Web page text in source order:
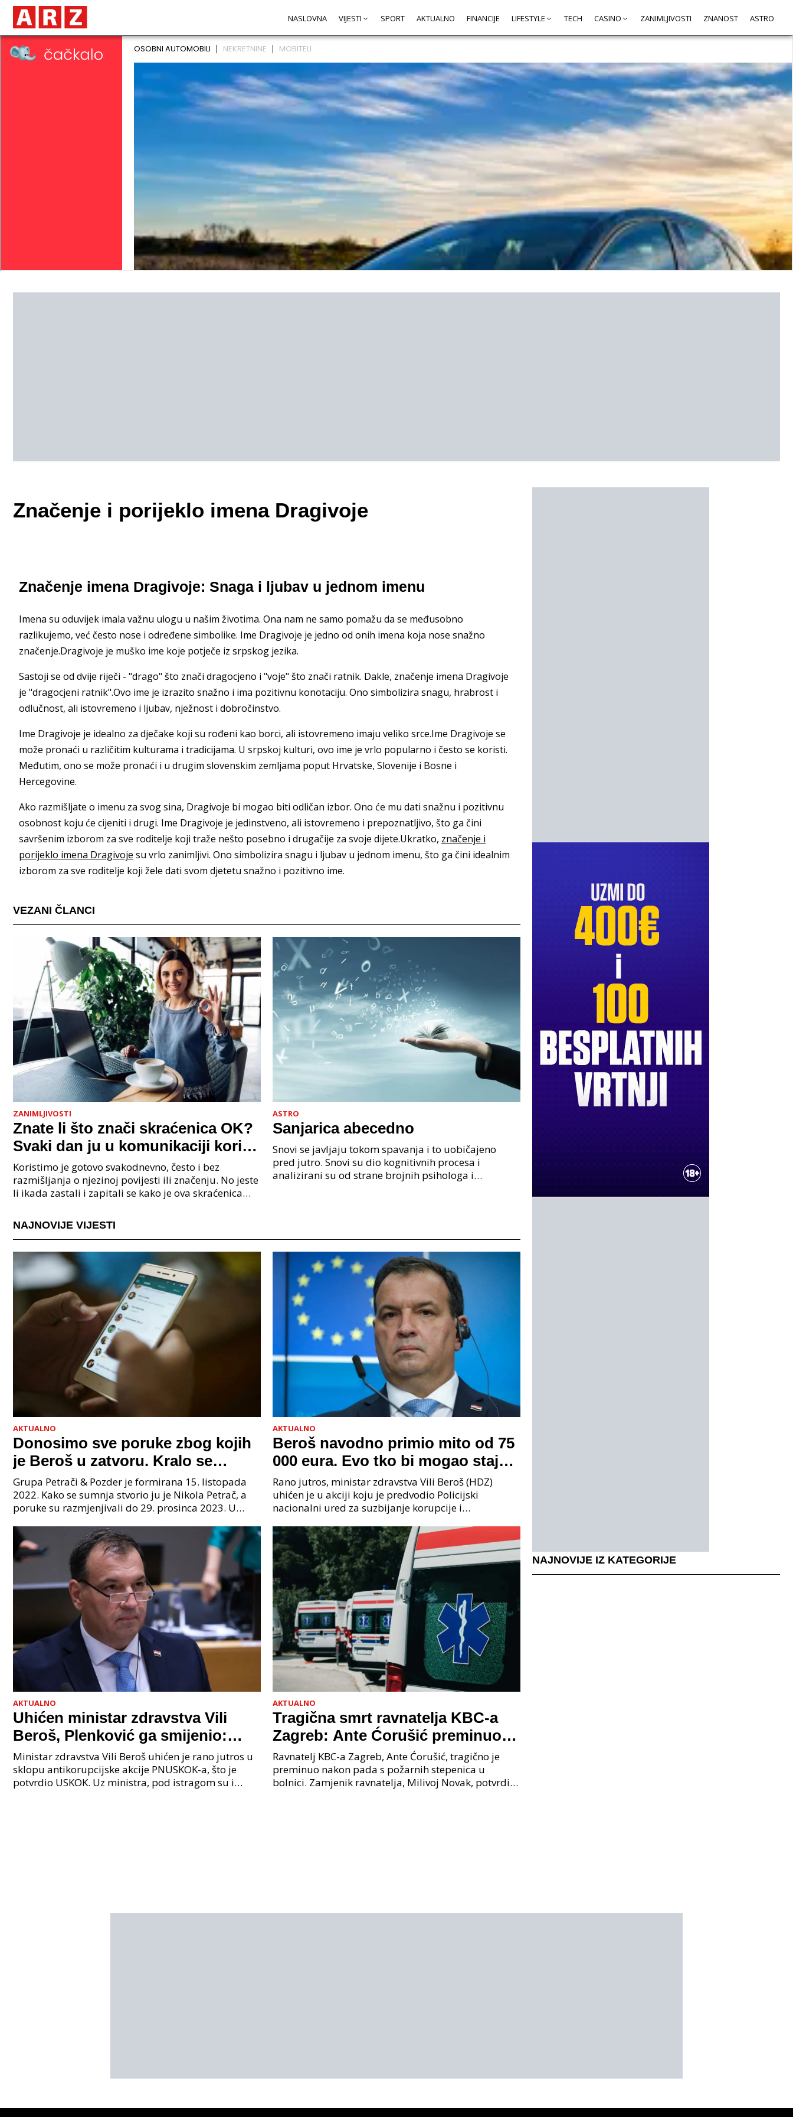
NASLOVNA VIJESTI SPORT AKTUALNO FINANCIJE LIFESTYLE TECH CASINO ZANIMLJIVOSTI ZNANOST ASTRO
Značenje i porijeklo imena Dragivoje
Značenje imena Dragivoje: Snaga i ljubav u jednom imenu
Imena su oduvijek imala važnu ulogu u našim životima. Ona nam ne samo pomažu da se međusobno
razlikujemo, već često nose i određene simbolike. Ime Dragivoje je jedno od onih imena koja nose snažno
značenje.Dragivoje je muško ime koje potječe iz srpskog jezika.
Sastoji se od dvije riječi - "drago" što znači dragocjeno i "voje" što znači ratnik. Dakle, značenje imena Dragivoje
je "dragocjeni ratnik".Ovo ime je izrazito snažno i ima pozitivnu konotaciju. Ono simbolizira snagu, hrabrost i
odlučnost, ali istovremeno i ljubav, nježnost i dobročinstvo.
Ime Dragivoje je idealno za dječake koji su rođeni kao borci, ali istovremeno imaju veliko srce.Ime Dragivoje se
može pronaći u različitim kulturama i tradicijama. U srpskoj kulturi, ovo ime je vrlo popularno i često se koristi.
Međutim, ono se može pronaći i u drugim slovenskim zemljama poput Hrvatske, Slovenije i Bosne i
Hercegovine.
Ako razmišljate o imenu za svog sina, Dragivoje bi mogao biti odličan izbor. Ono će mu dati snažnu i pozitivnu
osobnost koju će cijeniti i drugi. Ime Dragivoje je jedinstveno, ali istovremeno i prepoznatljivo, što ga čini
savršenim izborom za sve roditelje koji traže nešto posebno i drugačije za svoje dijete.Ukratko, značenje i
porijeklo imena Dragivoje su vrlo zanimljivi. Ono simbolizira snagu i ljubav u jednom imenu, što ga čini idealnim
izborom za sve roditelje koji žele dati svom djetetu snažno i pozitivno ime.
VEZANI ČLANCI
ZANIMLJIVOSTI
Znate li što znači skraćenica OK?
Svaki dan ju u komunikaciji koristi
cijeli svijet.
Koristimo je gotovo svakodnevno, često i bez
razmišljanja o njezinoj povijesti ili značenju. No jeste
li ikada zastali i zapitali se kako je ova skraćenica
ASTRO
Sanjarica abecedno
Snovi se javljaju tokom spavanja i to uobičajeno
pred jutro. Snovi su dio kognitivnih procesa i
analizirani su od strane brojnih psihologa i
NAJNOVIJE VIJESTI
AKTUALNO
Donosimo sve poruke zbog kojih
je Beroš u zatvoru. Kralo se
godinama. Tko će iz vlade biti
sljedeći uhićen?
Grupa Petrači & Pozder je formirana 15. listopada
2022. Kako se sumnja stvorio ju je Nikola Petrač, a
poruke su razmjenjivali do 29. prosinca 2023. U
AKTUALNO
Beroš navodno primio mito od 75
000 eura. Evo tko bi mogao stajati
na čelu zločinačkog udruženja
Rano jutros, ministar zdravstva Vili Beroš (HDZ)
uhićen je u akciji koju je predvodio Policijski
nacionalni ured za suzbijanje korupcije i
priopćenju USKOK
AKTUALNO
Uhićen ministar zdravstva Vili
Beroš, Plenković ga smijenio:
Istraga USKOK-a zbog korupcije
Ministar zdravstva Vili Beroš uhićen je rano jutros u
sklopu antikorupcijske akcije PNUSKOK-a, što je
potvrdio USKOK. Uz ministra, pod istragom su i
AKTUALNO
Tragična smrt ravnatelja KBC-a
Zagreb: Ante Ćorušić preminuo
nakon pada u bolnici, policija na
mjestu događaja
Ravnatelj KBC-a Zagreb, Ante Ćorušić, tragično je
preminuo nakon pada s požarnih stepenica u
bolnici. Zamjenik ravnatelja, Milivoj Novak, potvrdio
NAJNOVIJE IZ KATEGORIJE